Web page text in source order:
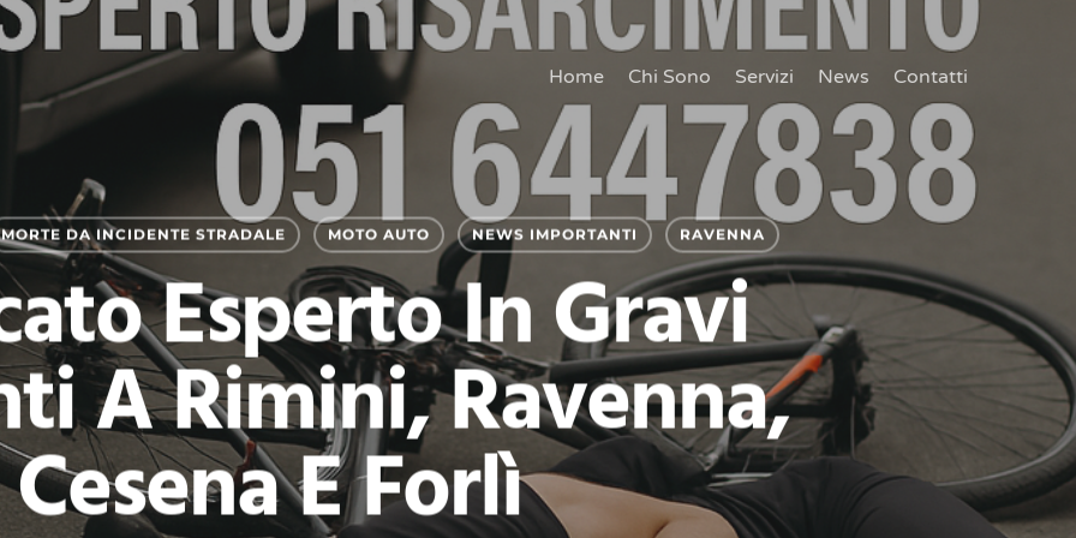
Home Chi Sono Servizi News Contatti
MORTE DA INCIDENTE STRADALE MOTO AUTO NEWS IMPORTANTI RAVENNA
Esperto In Gravi
A Rimini, Ravenna,
Cesena E Forlì